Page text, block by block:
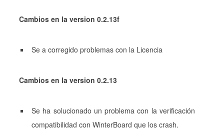
Cambios en la version 0.2.13f
Se a corregido problemas con la Licencia
Cambios en la version 0.2.13
Se ha solucionado un problema con la verificación
compatibilidad con WinterBoard que los crash.